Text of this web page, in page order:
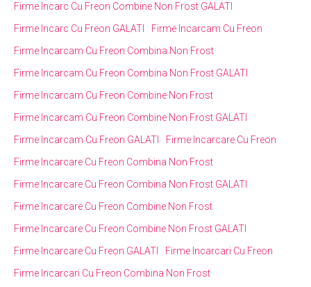
Firme Incarc Cu Freon Combine Non Frost GALATI
Firme Incarc Cu Freon GALATI
Firme Incarcam Cu Freon
Firme Incarcam Cu Freon Combina Non Frost
Firme Incarcam Cu Freon Combina Non Frost GALATI
Firme Incarcam Cu Freon Combine Non Frost
Firme Incarcam Cu Freon Combine Non Frost GALATI
Firme Incarcam Cu Freon GALATI
Firme Incarcare Cu Freon
Firme Incarcare Cu Freon Combina Non Frost
Firme Incarcare Cu Freon Combina Non Frost GALATI
Firme Incarcare Cu Freon Combine Non Frost
Firme Incarcare Cu Freon Combine Non Frost GALATI
Firme Incarcare Cu Freon GALATI
Firme Incarcari Cu Freon
Firme Incarcari Cu Freon Combina Non Frost